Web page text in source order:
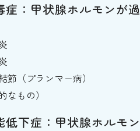
症：甲状腺ホルモンが
節（プランマー病）
なもの）
低下症：甲状腺ホルモ